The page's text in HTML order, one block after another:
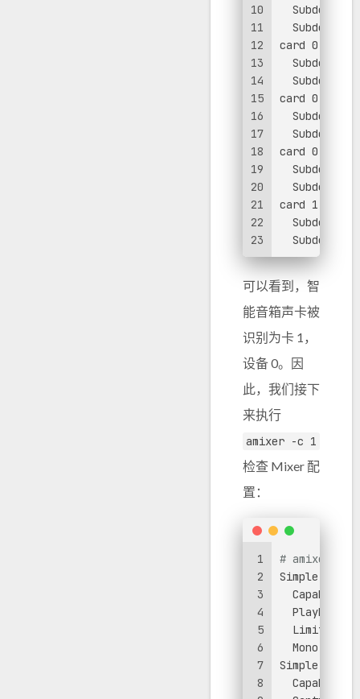
10
11
12
13
14
15
16
17
18
19
20
21
22
23
  Subdevice
card 0: PCH
  Subdevice
card 0: PCH
  Subdevice
card 0: PCH
  Subdevice
card 1:
  Subdevice
可以看到，智
能音箱声卡被
识别为卡 1，
设备 0。因
此，我们接下
来执行
amixer -c 1
检查 Mixer 配
置：
1
2
3
4
5
6
7
8
# amixer -c
Simple
Playback
Limits:
Mono:
Simple